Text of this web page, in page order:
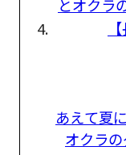
あえて夏
オクラ